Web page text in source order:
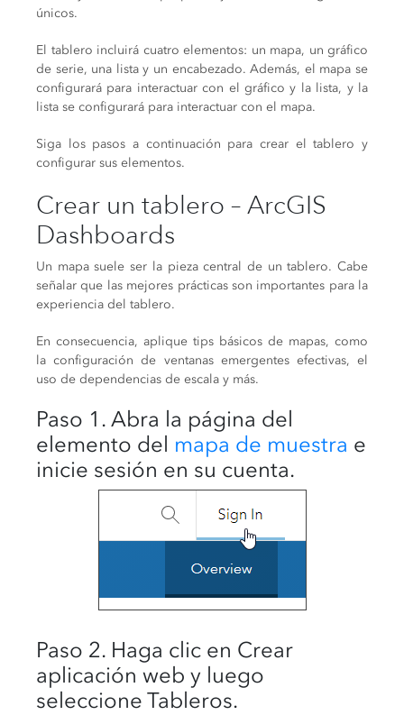
únicos.
El tablero incluirá cuatro elementos: un mapa, un gráfico
de serie, una lista y un encabezado. Además, el mapa se
configurará para interactuar con el gráfico y la lista, y la
lista se configurará para interactuar con el mapa.
Siga los pasos a continuación para crear el tablero y
configurar sus elementos.
Crear un tablero – ArcGIS
Dashboards
Un mapa suele ser la pieza central de un tablero. Cabe
señalar que las mejores prácticas son importantes para la
experiencia del tablero.
En consecuencia, aplique tips básicos de mapas, como
la configuración de ventanas emergentes efectivas, el
uso de dependencias de escala y más.
Paso 1. Abra la página del
elemento del mapa de muestra e
inicie sesión en su cuenta.
Paso 2. Haga clic en Crear
aplicación web y luego
seleccione Tableros.